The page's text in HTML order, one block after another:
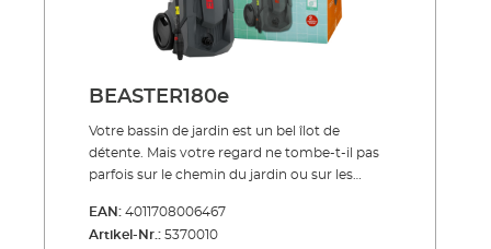
pour deux sorties 2 clapets anti-retour
BEASTER180e
Votre bassin de jardin est un bel îlot de
détente. Mais votre regard ne tombe-t-il pas
parfois sur le chemin du jardin ou sur les
s'est installée une patine de mousse ? Ou
encore les meubles de jardin, auxquels ont
EAN: 4011708006467
Artikel-Nr.: 5370010